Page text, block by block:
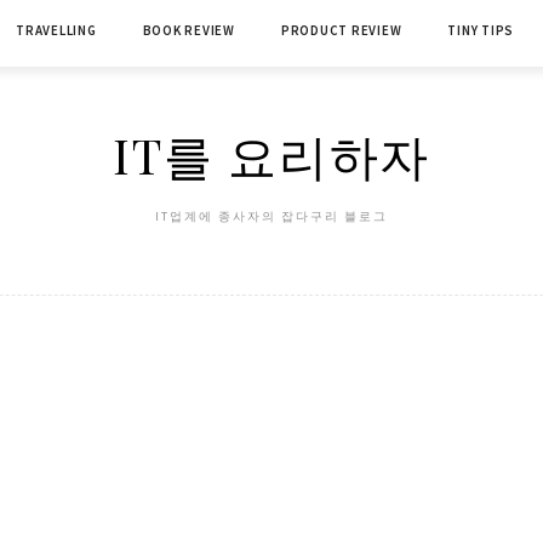
TRAVELLING BOOK REVIEW PRODUCT REVIEW TINY TIPS
IT를 요리하자
IT업계에 종사자의 잡다구리 블로그